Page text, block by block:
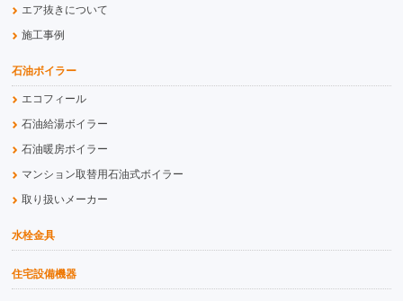
エア抜きについて
施工事例
石油ボイラー
エコフィール
石油給湯ボイラー
石油暖房ボイラー
マンション取替用石油式ボイラー
取り扱いメーカー
水栓金具
住宅設備機器